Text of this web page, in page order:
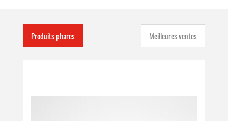
Produits phares Meilleures ventes